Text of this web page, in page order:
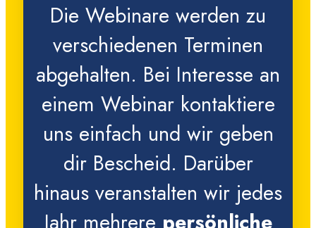
Die Webinare werden zu
verschiedenen Terminen
abgehalten. Bei Interesse an
einem Webinar kontaktiere
uns einfach und wir geben
dir Bescheid. Darüber
hinaus veranstalten wir jedes